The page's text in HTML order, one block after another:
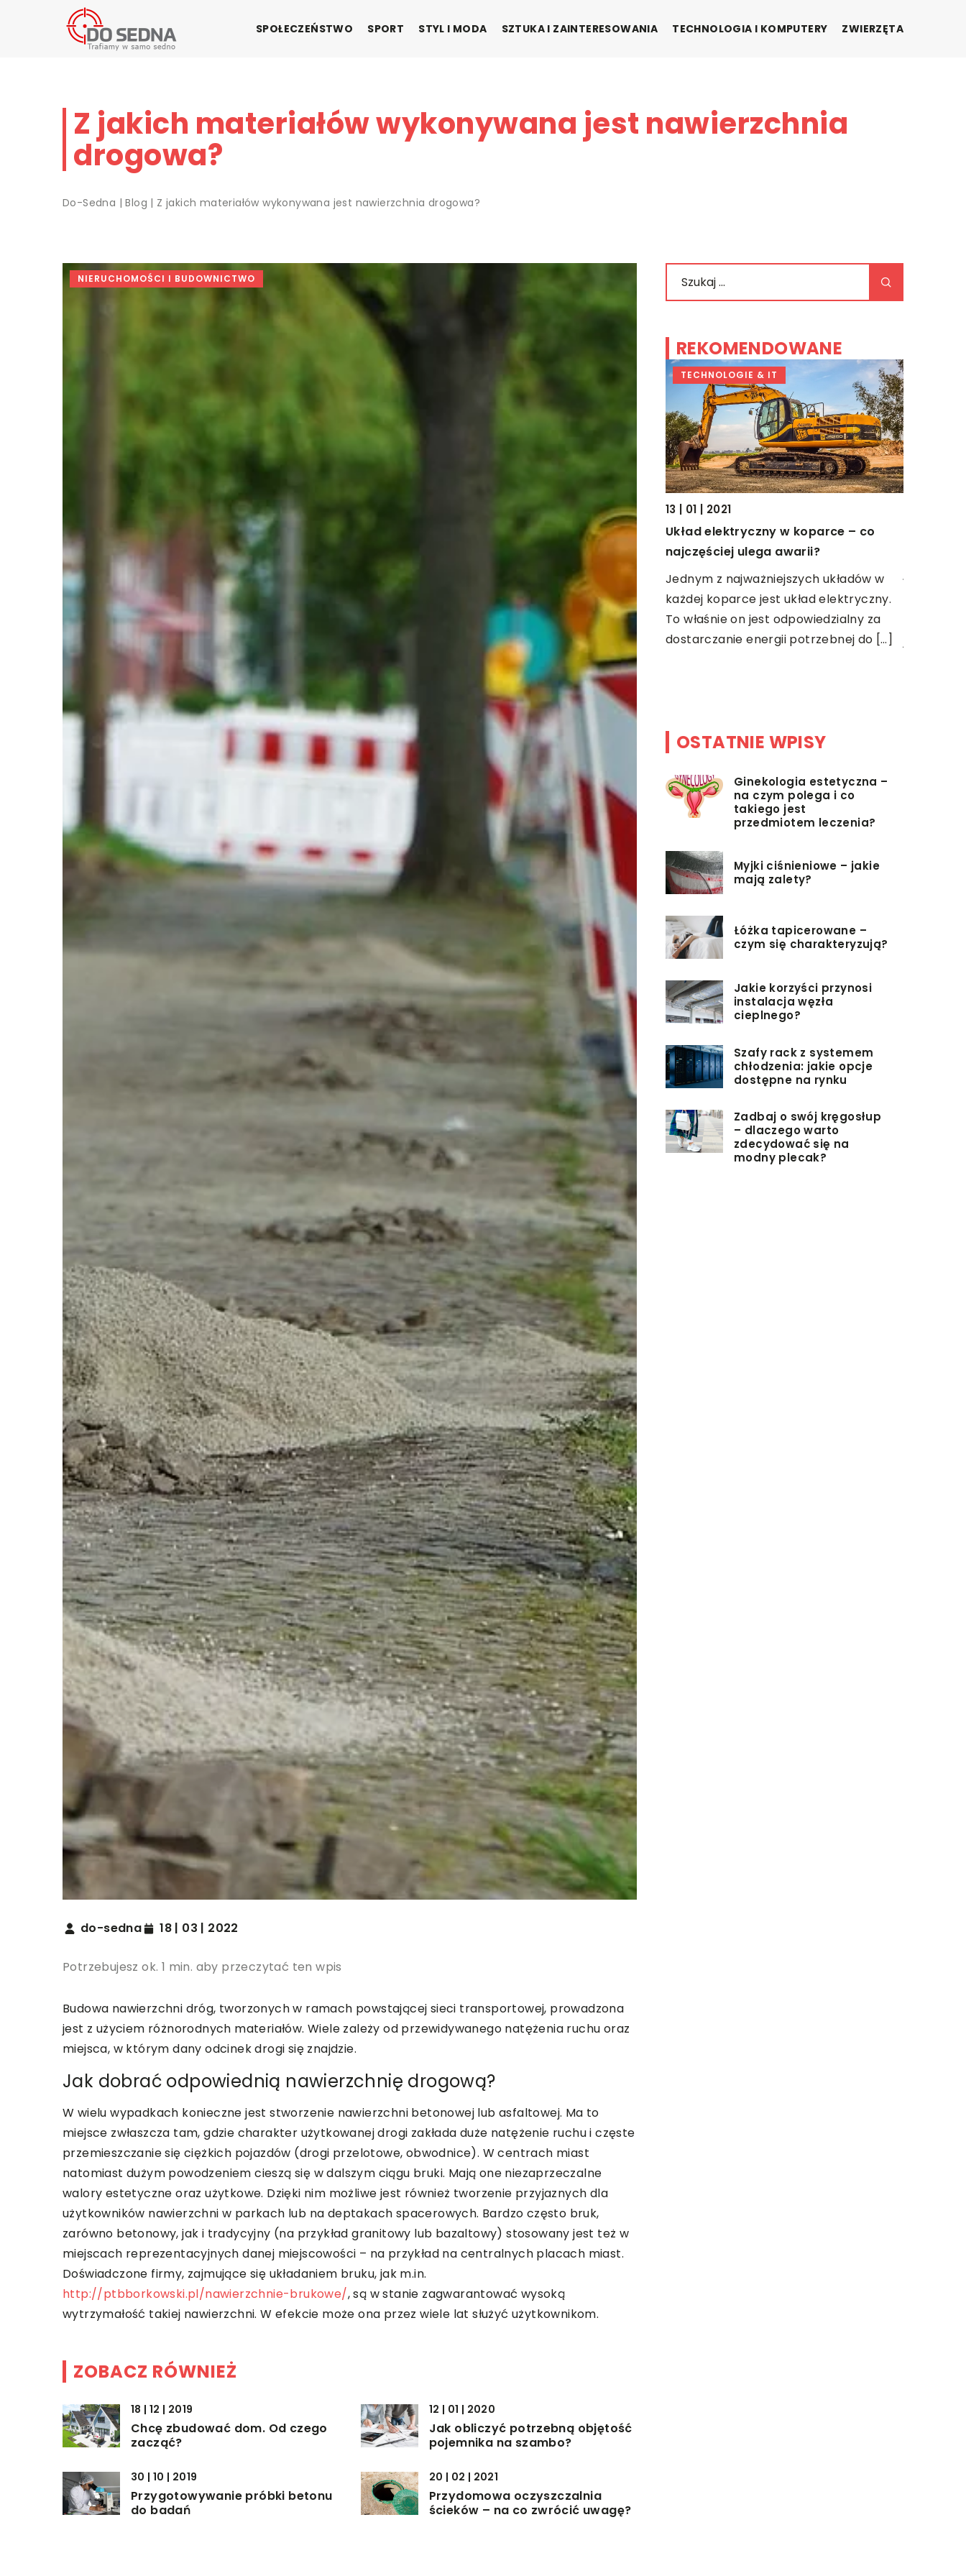
SPOŁECZEŃSTWO SPORT STYL I MODA SZTUKA I ZAINTERESOWANIA TECHNOLOGIA I KOMPUTERY ZWIERZĘTA
Z jakich materiałów wykonywana jest nawierzchnia
drogowa?
Do-Sedna |Blog | Z jakich materiałów wykonywana jest nawierzchnia drogowa?
NIERUCHOMOŚCI I BUDOWNICTWO
do-sedna 18 | 03 | 2022
Potrzebujesz ok. 1 min. aby przeczytać ten wpis
Budowa nawierzchni dróg, tworzonych w ramach powstającej sieci transportowej, prowadzona
jest z użyciem różnorodnych materiałów. Wiele zależy od przewidywanego natężenia ruchu oraz
miejsca, w którym dany odcinek drogi się znajdzie.
Jak dobrać odpowiednią nawierzchnię drogową?
W wielu wypadkach konieczne jest stworzenie nawierzchni betonowej lub asfaltowej. Ma to
miejsce zwłaszcza tam, gdzie charakter użytkowanej drogi zakłada duże natężenie ruchu i częste
przemieszczanie się ciężkich pojazdów (drogi przelotowe, obwodnice). W centrach miast
natomiast dużym powodzeniem cieszą się w dalszym ciągu bruki. Mają one niezaprzeczalne
walory estetyczne oraz użytkowe. Dzięki nim możliwe jest również tworzenie przyjaznych dla
użytkowników nawierzchni w parkach lub na deptakach spacerowych. Bardzo często bruk,
zarówno betonowy, jak i tradycyjny (na przykład granitowy lub bazaltowy) stosowany jest też w
miejscach reprezentacyjnych danej miejscowości – na przykład na centralnych placach miast.
Doświadczone firmy, zajmujące się układaniem bruku, jak m.in.
http://ptbborkowski.pl/nawierzchnie-brukowe/, są w stanie zagwarantować wysoką
wytrzymałość takiej nawierzchni. W efekcie może ona przez wiele lat służyć użytkownikom.
ZOBACZ RÓWNIEŻ
18 | 12 | 2019
Chcę zbudować dom. Od czego
zacząć?
12 | 01 | 2020
Jak obliczyć potrzebną objętość
pojemnika na szambo?
30 | 10 | 2019
Przygotowywanie próbki betonu
do badań
20 | 02 | 2021
Przydomowa oczyszczalnia
ścieków – na co zwrócić uwagę?
REKOMENDOWANE
17 | 05 | 2021
Dom na obrzeżach miasta – dlaczego
jest to dobry wybór?
Decydując się na kupno lub budowę
domu, nie należy zamykać się na
na tej jednej, wybranej. […]
07 | 04 | 2021
Prowadzenie swojej działalności w
Internecie – co będzie do tego
Decydując się na założenie własnej
działalności gospodarczej, warto mieć
plan, jak ma ona wyglądać i w jaki
sposób chcemy ją […]
TECHNOLOGIE & IT
13 | 01 | 2021
Układ elektryczny w koparce – co
najczęściej ulega awarii?
Jednym z najważniejszych układów w
każdej koparce jest układ elektryczny.
To właśnie on jest odpowiedzialny za
dostarczanie energii potrzebnej do […]
OSTATNIE WPISY
Ginekologia estetyczna –
na czym polega i co
takiego jest
przedmiotem leczenia?
Myjki ciśnieniowe – jakie
mają zalety?
Łóżka tapicerowane –
czym się charakteryzują?
Jakie korzyści przynosi
instalacja węzła
cieplnego?
Szafy rack z systemem
chłodzenia: jakie opcje
dostępne na rynku
Zadbaj o swój kręgosłup
– dlaczego warto
zdecydować się na
modny plecak?